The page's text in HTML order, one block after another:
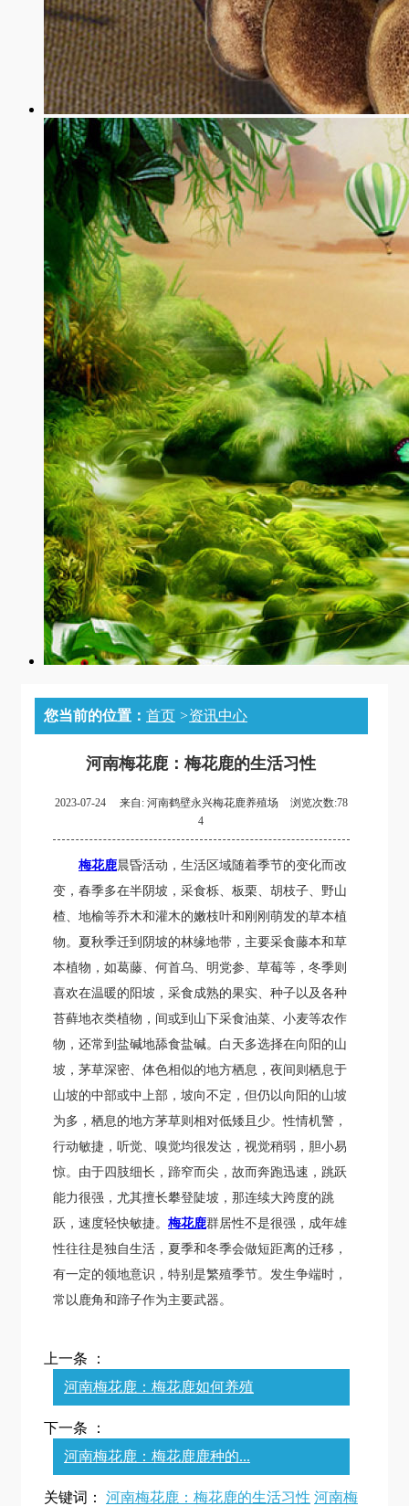
您当前的位置： 首页 >资讯中心
河南梅花鹿：梅花鹿的生活习性
2023-07-24 来自: 河南鹤壁永兴梅花鹿养殖场
浏览次数:78
4
梅花鹿晨昏活动，生活区域随着季节的变化而改
变，春季多在半阴坡，采食栎、板栗、胡枝子、野山
楂、地榆等乔木和灌木的嫩枝叶和刚刚萌发的草本植
物。夏秋季迁到阴坡的林缘地带，主要采食藤本和草
本植物，如葛藤、何首乌、明党参、草莓等，冬季则
喜欢在温暖的阳坡，采食成熟的果实、种子以及各种
苔藓地衣类植物，间或到山下采食油菜、小麦等农作
物，还常到盐碱地舔食盐碱。白天多选择在向阳的山
坡，茅草深密、体色相似的地方栖息，夜间则栖息于
山坡的中部或中上部，坡向不定，但仍以向阳的山坡
为多，栖息的地方茅草则相对低矮且少。性情机警，
行动敏捷，听觉、嗅觉均很发达，视觉稍弱，胆小易
惊。由于四肢细长，蹄窄而尖，故而奔跑迅速，跳跃
能力很强，尤其擅长攀登陡坡，那连续大跨度的跳
跃，速度轻快敏捷。 梅花鹿群居性不是很强，成年雄
性往往是独自生活，夏季和冬季会做短距离的迁移，
有一定的领地意识，特别是繁殖季节。发生争端时，
常以鹿角和蹄子作为主要武器。
上一条 ：
河南梅花鹿：梅花鹿如何养殖
下一条 ：
河南梅花鹿：梅花鹿鹿种的...
关键词： 河南梅花鹿：梅花鹿的生活习性 河南梅